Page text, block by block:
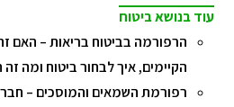
עוד בנושא ביטוח
הרפורמה בביטוח בריאות – האם
הקיימים, איך לבחור ביטוח ומה זה
רפורמת השמאים והמוסכים –